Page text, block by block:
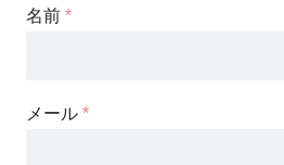
名前 *
メール *